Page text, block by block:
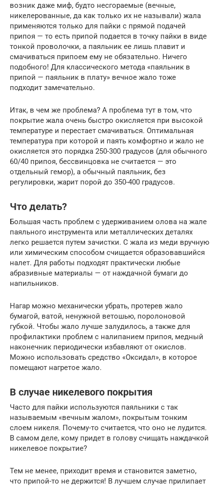
возник даже миф, будто несгораемые (вечные,
никелерованные, да как только их не называли) жала
применяются только для пайки с прямой подачей
припоя — то есть припой подается в точку пайки в виде
тонкой проволочки, а паяльник ее лишь плавит и
смачиваться припоем ему не обязательно. Ничего
подобного! Для классического метода «паяльник в
припой — паяльник в плату» вечное жало тоже
подходит замечательно.
Итак, в чем же проблема? А проблема тут в том, что
покрытие жала очень быстро окисляется при высокой
температуре и перестает смачиваться. Оптимальная
температура при которой и паять комфортно и жало не
окисляется это порядка 250-300 градусов (для обычного
60/40 припоя, бессвинцовка не считается — это
отдельный гемор), а обычный паяльник, без
регулировки, жарит порой до 350-400 градусов.
Что делать?
Большая часть проблем с удерживанием олова на жале
паяльного инструмента или металлических деталях
легко решается путем зачистки. С жала из меди вручную
или химическим способом счищается образовавшийся
налет. Для работы подходят практически любые
абразивные материалы — от наждачной бумаги до
напильников.
Нагар можно механически убрать, протерев жало
бумагой, ватой, ненужной ветошью, поролоновой
губкой. Чтобы жало лучше залудилось, а также для
профилактики проблем с налипанием припоя, медный
наконечник периодически избавляют от окислов.
Можно использовать средство «Оксидал», в которое
помещают нагретое жало.
В случае никелевого покрытия
Часто для пайки используются паяльники с так
называемым «вечным жалом», покрытым тонким
слоем никеля. Почему-то считается, что оно не лудится.
В самом деле, кому придет в голову счищать наждачкой
никелевое покрытие?
Тем не менее, приходит время и становится заметно,
что припой-то не держится! В лучшем случае прилипает